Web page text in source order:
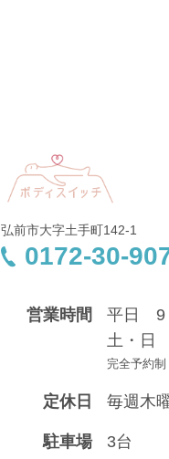
弘前市大字土手町142-1
0172-30-
営業時間
平日 9
土・日
完全予約制
定休日 毎週木
駐車場 3台